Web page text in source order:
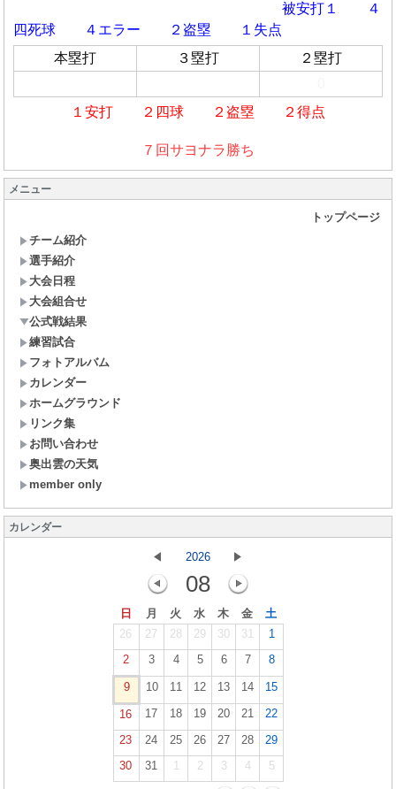
メニュー
トップページ
チーム紹介
選手紹介
大会日程
大会組合せ
公式戦結果
練習試合
フォトアルバム
カレンダー
ホームグラウンド
リンク集
お問い合わせ
奥出雲の天気
member only
カレンダー
2026
08
日 月 火 水 木 金
土
26
27 28 29 30 31
1
2
3 4 5 6 7 8
9 10 11 12 13 14 15
16 17 18 19 20 21
22
23
24 25 26 27 28
29
30
31 1 2 3 4 5
被安打１ ４
四死球
４エラー ２盗塁 １失点
本塁打
３塁打
２塁打
１安打 ２四球 ２盗塁 ２得点
７回サヨナラ勝ち